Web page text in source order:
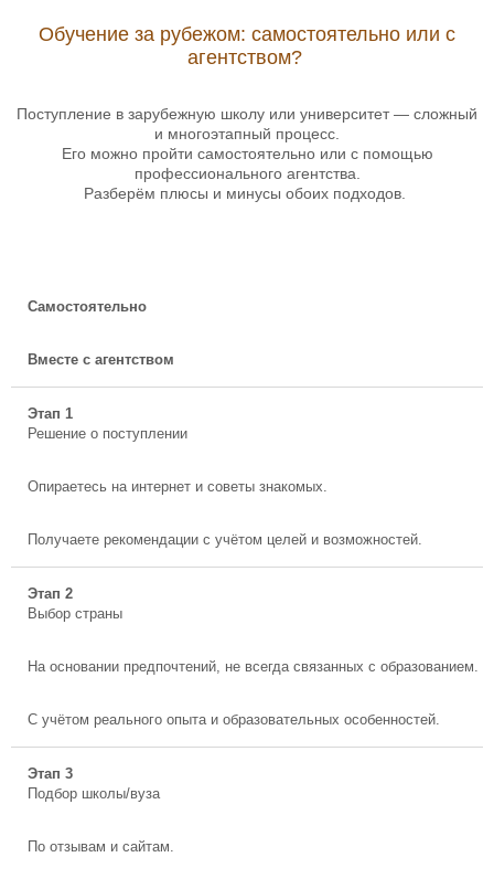
Обучение за рубежом: самостоятельно или с
агентством?
Поступление в зарубежную школу или университет — сложный
и многоэтапный процесс.
Его можно пройти самостоятельно или с помощью
профессионального агентства.
Разберём плюсы и минусы обоих подходов.
Самостоятельно
Вместе с агентством
Этап 1
Решение о поступлении
Опираетесь на интернет и советы знакомых.
Получаете рекомендации с учётом целей и возможностей.
Этап 2
Выбор страны
На основании предпочтений, не всегда связанных с образованием.
С учётом реального опыта и образовательных особенностей.
Этап 3
Подбор школы/вуза
По отзывам и сайтам.